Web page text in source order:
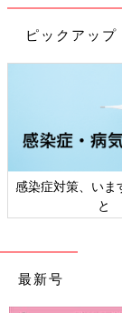
ピックアップ
るこ
「もしもの
最新号